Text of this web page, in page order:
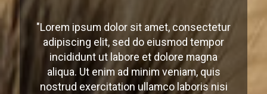
"Lorem ipsum dolor sit amet, consectetur
adipiscing elit, sed do eiusmod tempor
incididunt ut labore et dolore magna
aliqua. Ut enim ad minim veniam, quis
nostrud exercitation ullamco laboris nisi